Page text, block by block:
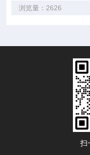
浏览量：2626
扫